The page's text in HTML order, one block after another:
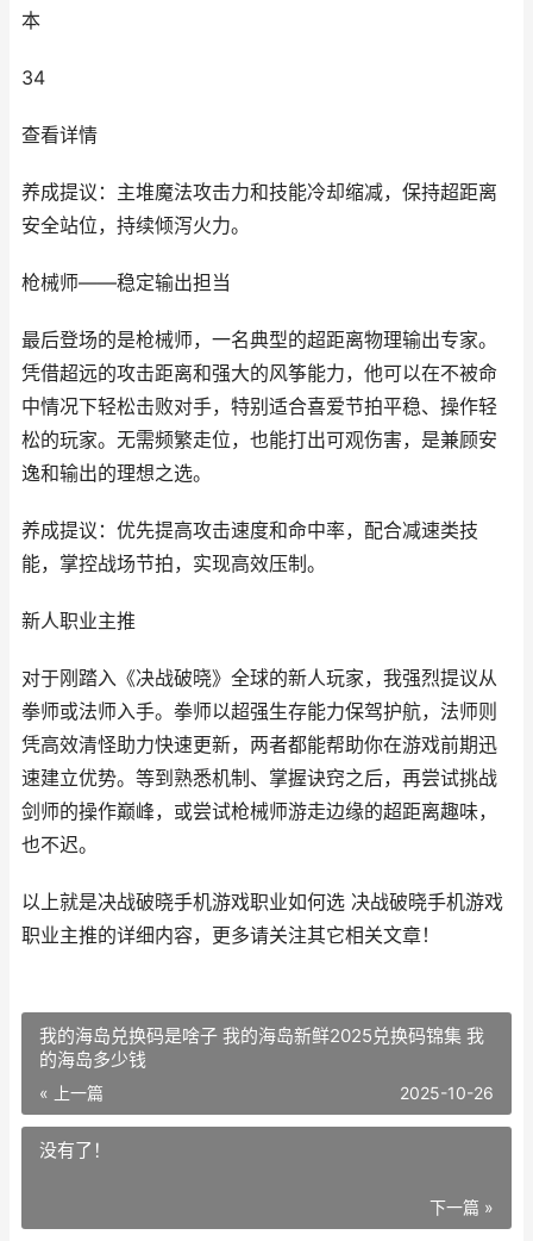
本
34
查看详情
养成提议：主堆魔法攻击力和技能冷却缩减，保持超距离
安全站位，持续倾泻火力。
枪械师——稳定输出担当
最后登场的是枪械师，一名典型的超距离物理输出专家。
凭借超远的攻击距离和强大的风筝能力，他可以在不被命
中情况下轻松击败对手，特别适合喜爱节拍平稳、操作轻
松的玩家。无需频繁走位，也能打出可观伤害，是兼顾安
逸和输出的理想之选。
养成提议：优先提高攻击速度和命中率，配合减速类技
能，掌控战场节拍，实现高效压制。
新人职业主推
对于刚踏入《决战破晓》全球的新人玩家，我强烈提议从
拳师或法师入手。拳师以超强生存能力保驾护航，法师则
凭高效清怪助力快速更新，两者都能帮助你在游戏前期迅
速建立优势。等到熟悉机制、掌握诀窍之后，再尝试挑战
剑师的操作巅峰，或尝试枪械师游走边缘的超距离趣味，
也不迟。
以上就是决战破晓手机游戏职业如何选 决战破晓手机游戏
职业主推的详细内容，更多请关注其它相关文章！
我的海岛兑换码是啥子 我的海岛新鲜2025兑换码锦集 我
的海岛多少钱
« 上一篇 2025-10-26
没有了！
下一篇 »